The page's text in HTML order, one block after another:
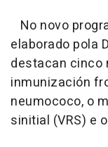
No novo
elaborado pola
destacan cinco
inmunización
neumococo, o
sinitial (VRS) e